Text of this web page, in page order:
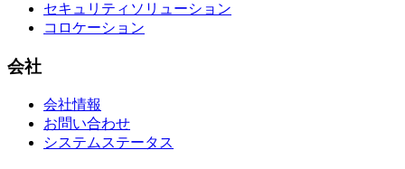
セキュリティソリューション
コロケーション
会社
会社情報
お問い合わせ
システムステータス